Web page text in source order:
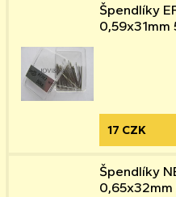
Špendlíky
0,59x31mm
17 CZK
Špendlíky